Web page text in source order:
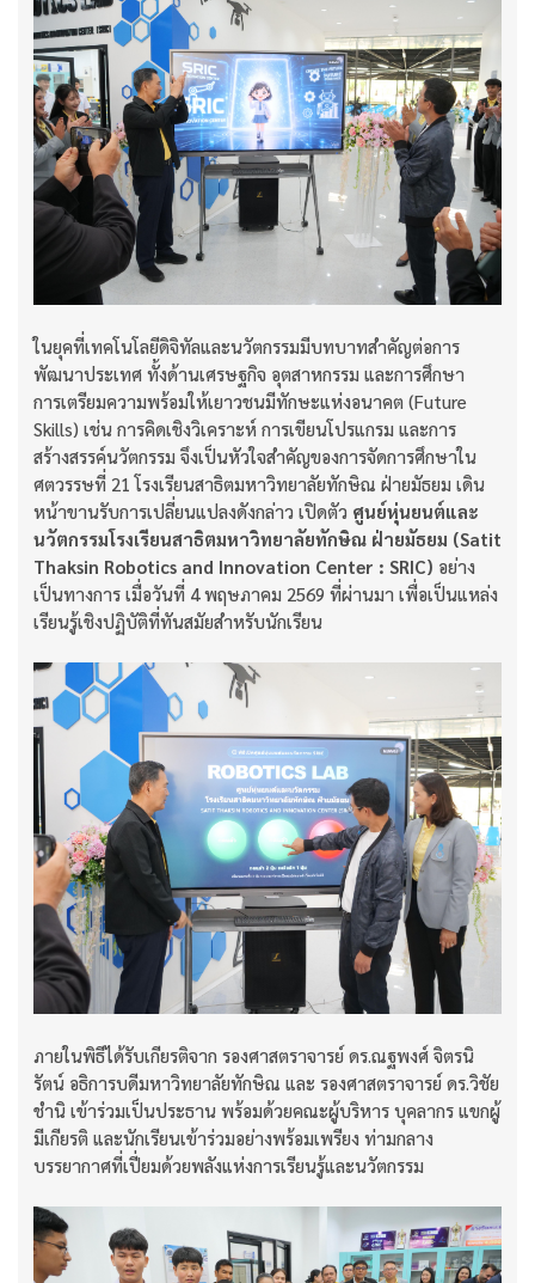
ในยุคที่เทคโนโลยีดิจิทัลและนวัตกรรมมีบทบาทสำคัญต่อการ
พัฒนาประเทศ ทั้งด้านเศรษฐกิจ อุตสาหกรรม และการศึกษา
การเตรียมความพร้อมให้เยาวชนมีทักษะแห่งอนาคต (Future
Skills) เช่น การคิดเชิงวิเคราะห์ การเขียนโปรแกรม และการ
สร้างสรรค์นวัตกรรม จึงเป็นหัวใจสำคัญของการจัดการศึกษาใน
ศตวรรษที่ 21 โรงเรียนสาธิตมหาวิทยาลัยทักษิณ ฝ่ายมัธยม เดิน
หน้าขานรับการเปลี่ยนแปลงดังกล่าว เปิดตัว ศูนย์หุ่นยนต์และ
นวัตกรรมโรงเรียนสาธิตมหาวิทยาลัยทักษิณ ฝ่ายมัธยม (Satit
Thaksin Robotics and Innovation Center : SRIC) อย่าง
เป็นทางการ เมื่อวันที่ 4 พฤษภาคม 2569 ที่ผ่านมา เพื่อเป็นแหล่ง
เรียนรู้เชิงปฏิบัติที่ทันสมัยสำหรับนักเรียน
ภายในพิธีได้รับเกียรติจาก รองศาสตราจารย์ ดร.ณฐพงศ์ จิตรนิ
รัตน์ อธิการบดีมหาวิทยาลัยทักษิณ และ รองศาสตราจารย์ ดร.วิชัย
ชำนิ เข้าร่วมเป็นประธาน พร้อมด้วยคณะผู้บริหาร บุคลากร แขกผู้
มีเกียรติ และนักเรียนเข้าร่วมอย่างพร้อมเพรียง ท่ามกลาง
บรรยากาศที่เปี่ยมด้วยพลังแห่งการเรียนรู้และนวัตกรรม